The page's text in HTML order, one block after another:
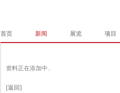
首页 新闻 展览 项目
资料正在添加中..
[返回]